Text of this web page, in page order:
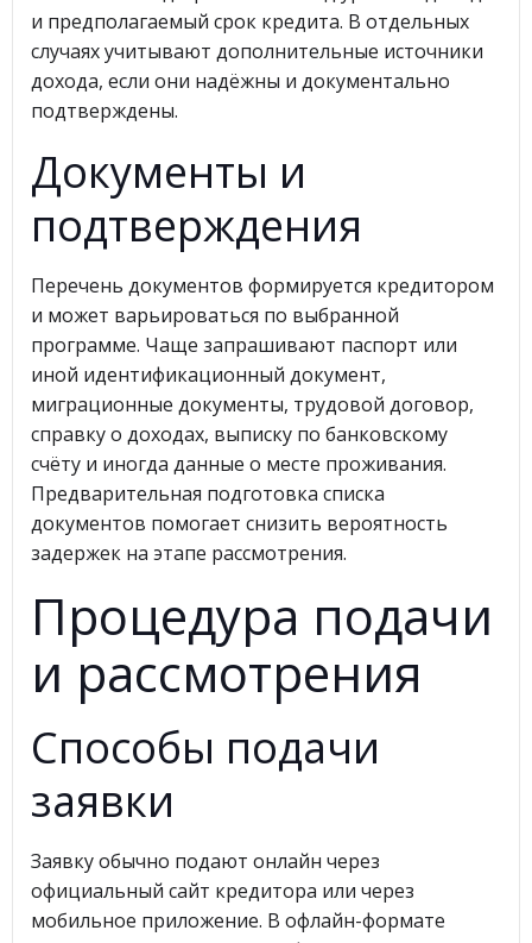
и предполагаемый срок кредита. В отдельных
случаях учитывают дополнительные источники
дохода, если они надёжны и документально
подтверждены.
Документы и
подтверждения
Перечень документов формируется кредитором
и может варьироваться по выбранной
программе. Чаще запрашивают паспорт или
иной идентификационный документ,
миграционные документы, трудовой договор,
справку о доходах, выписку по банковскому
счёту и иногда данные о месте проживания.
Предварительная подготовка списка
документов помогает снизить вероятность
задержек на этапе рассмотрения.
Процедура подачи
и рассмотрения
Способы подачи
заявки
Заявку обычно подают онлайн через
официальный сайт кредитора или через
мобильное приложение. В офлайн-формате